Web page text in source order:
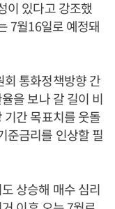
이 있다고 강조했
7월16일로 예정돼
통화정책방향 간
을 보나 갈 길이 비
기간 목표치를 웃돌
준금리를 인상할 필
상승해 매수 심리